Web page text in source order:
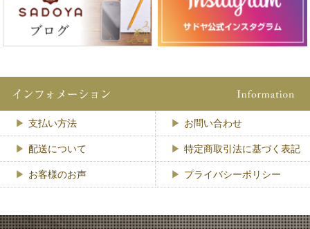
支払い方法 お問い合わせ
配送について 特定商取引法に基づく表記
お客様のお声 プライバシーポリシー